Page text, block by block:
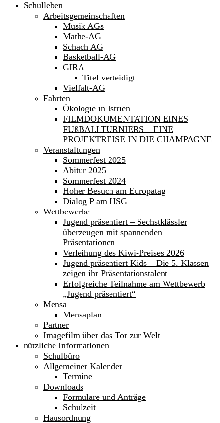
Schulleben
Arbeitsgemeinschaften
Musik AGs
Mathe-AG
Schach AG
Basketball-AG
GIRA
Titel verteidigt
Vielfalt-AG
Fahrten
Ökologie in Istrien
FILMDOKUMENTATION EINES
FUßBALLTURNIERS – EINE
PROJEKTREISE IN DIE CHAMPAGNE
Veranstaltungen
Sommerfest 2025
Abitur 2025
Sommerfest 2024
Hoher Besuch am Europatag
Dialog P am HSG
Wettbewerbe
Jugend präsentiert – Sechstklässler
überzeugen mit spannenden
Präsentationen
Verleihung des Kiwi-Preises 2026
Jugend präsentiert Kids – Die 5. Klassen
zeigen ihr Präsentationstalent
Erfolgreiche Teilnahme am Wettbewerb
„Jugend präsentiert“
Mensa
Mensaplan
Partner
Imagefilm über das Tor zur Welt
nützliche Informationen
Schulbüro
Allgemeiner Kalender
Termine
Downloads
Formulare und Anträge
Schulzeit
Hausordnung